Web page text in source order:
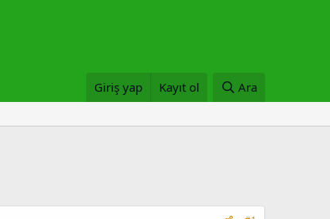
Giriş yap Kayıt ol Ara